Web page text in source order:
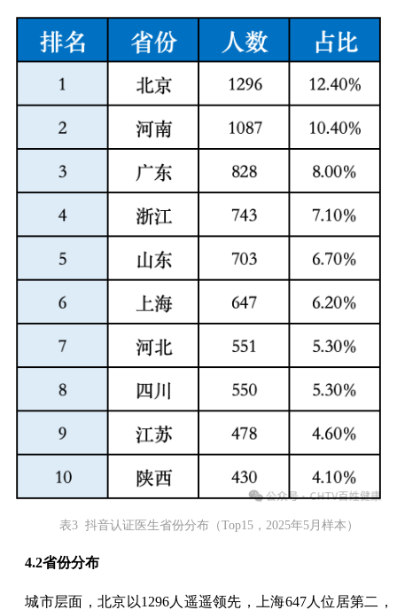
表3 抖音认证医生省份分布（Top15，2025年5月样本）
4.2省份分布
城市层面，北京以1296人遥遥领先，上海647人位居第二，